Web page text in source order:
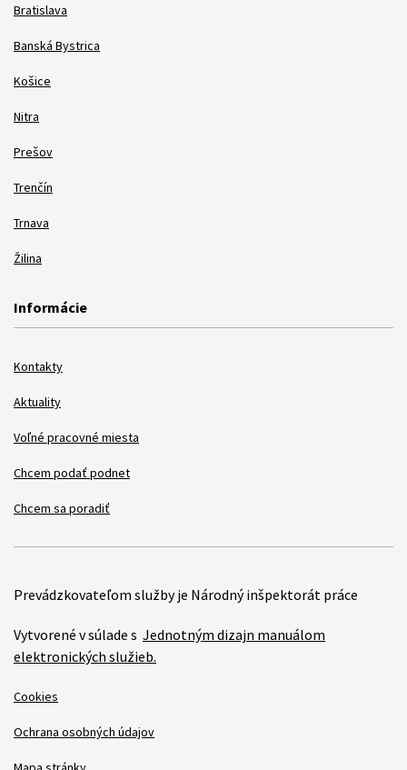
Bratislava
Banská Bystrica
Košice
Nitra
Prešov
Trenčín
Trnava
Žilina
Informácie
Kontakty
Aktuality
Voľné pracovné miesta
Chcem podať podnet
Chcem sa poradiť
Prevádzkovateľom služby je Národný inšpektorát práce
Vytvorené v súlade s Jednotným dizajn manuálom
elektronických služieb.
Cookies
Ochrana osobných údajov